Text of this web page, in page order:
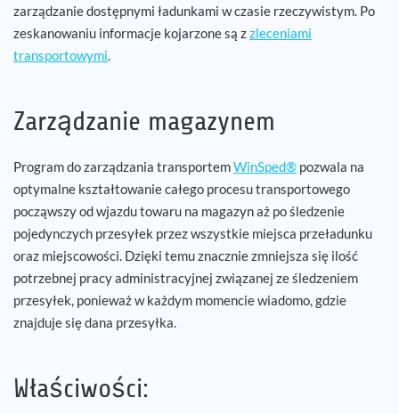
zarządzanie dostępnymi ładunkami w czasie rzeczywistym. Po
zeskanowaniu informacje kojarzone są zzleceniami
transportowymi.
Zarządzanie magazynem
Program do zarządzania transportemWinSped® pozwala na
optymalne kształtowanie całego procesu transportowego
począwszy od wjazdu towaru na magazyn aż po śledzenie
pojedynczych przesyłek przez wszystkie miejsca przeładunku
oraz miejscowości. Dzięki temu znacznie zmniejsza się ilość
potrzebnej pracy administracyjnej związanej ze śledzeniem
przesyłek, ponieważ w każdym momencie wiadomo, gdzie
znajduje się dana przesyłka.
Właściwości: